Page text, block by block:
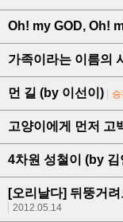
Oh! my GOD, Oh!
가족이라는 이름의
먼 길 (by 이선이)
고양이에게 먼저 고
4차원 성철이 (by 김
[오리날다] 뒤뚱거
2012.05.14